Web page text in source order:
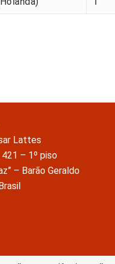
Lattes
421 – 1º piso
– Barão Geraldo
com uma Licença